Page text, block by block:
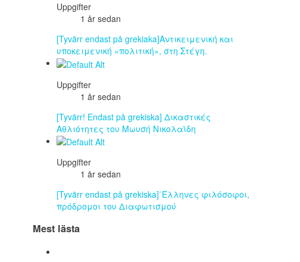
Uppgifter
1 år sedan
[Tyvärr endast på grekiaka]Αντικειμενική και
υποκειμενική «πολιτική», στη Στέγη.
Uppgifter
1 år sedan
[Tyvärr! Endast på grekiska] Δικαστικές
Αθλιότητες του Μωυσή Νικολαϊδη
Uppgifter
1 år sedan
[Tyvärr endast på grekiska]΄Έλληνες φιλόσοφοι,
πρόδρομοι του Διαφωτισμού
Mest lästa